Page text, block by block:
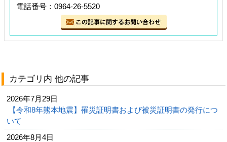
電話番号：0964-26-5520
カテゴリ内 他の記事
2026年7月29日
【令和8年熊本地震】罹災証明書および被災証明書の発行につ
いて
2026年8月4日